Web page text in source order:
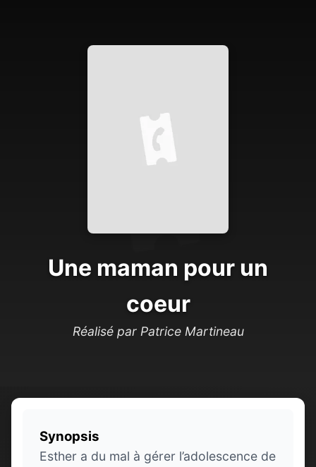
Une maman pour un
coeur
Réalisé par Patrice Martineau
Synopsis
Esther a du mal à gérer l’adolescence de